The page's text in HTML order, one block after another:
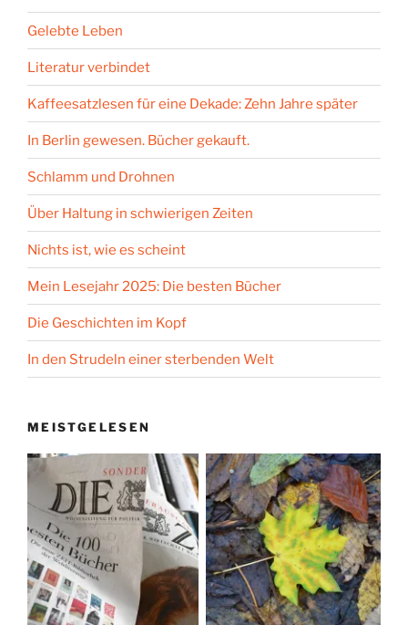
Gelebte Leben
Literatur verbindet
Kaffeesatzlesen für eine Dekade: Zehn Jahre später
In Berlin gewesen. Bücher gekauft.
Schlamm und Drohnen
Über Haltung in schwierigen Zeiten
Nichts ist, wie es scheint
Mein Lesejahr 2025: Die besten Bücher
Die Geschichten im Kopf
In den Strudeln einer sterbenden Welt
MEISTGELESEN